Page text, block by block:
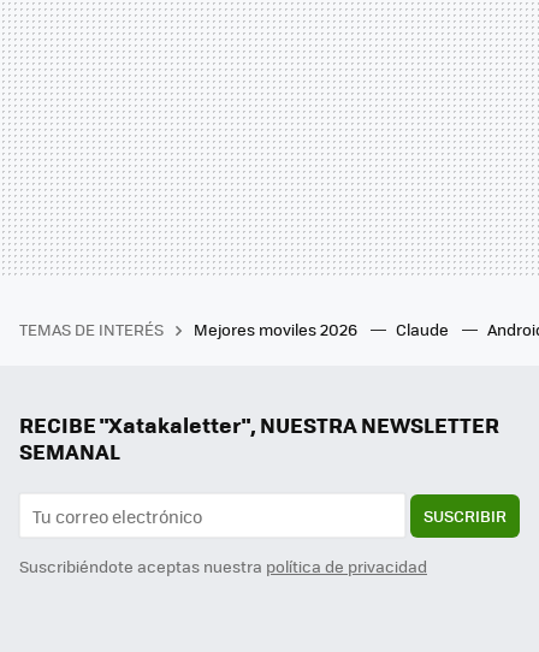
TEMAS DE INTERÉS Mejores moviles 2026 Claude
RECIBE "Xatakaletter", NUESTRA NEWSLETTER
SEMANAL
SUSCRIBIR
Suscribiéndote aceptas nuestra política de privacidad